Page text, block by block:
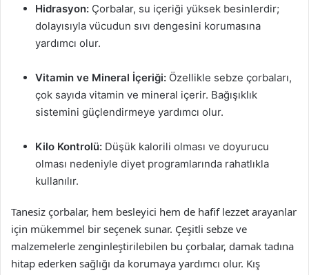
Hidrasyon: Çorbalar, su içeriği yüksek besinlerdir;
dolayısıyla vücudun sıvı dengesini korumasına
yardımcı olur.
Vitamin ve Mineral İçeriği: Özellikle sebze çorbaları,
çok sayıda vitamin ve mineral içerir. Bağışıklık
sistemini güçlendirmeye yardımcı olur.
Kilo Kontrolü: Düşük kalorili olması ve doyurucu
olması nedeniyle diyet programlarında rahatlıkla
kullanılır.
Tanesiz çorbalar, hem besleyici hem de hafif lezzet arayanlar
için mükemmel bir seçenek sunar. Çeşitli sebze ve
malzemelerle zenginleştirilebilen bu çorbalar, damak tadına
hitap ederken sağlığı da korumaya yardımcı olur. Kış